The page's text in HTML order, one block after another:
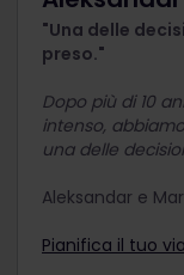
"Una delle
preso."
Dopo più di 10
intenso,
una delle
Aleksandar e
Pianifica il tuo